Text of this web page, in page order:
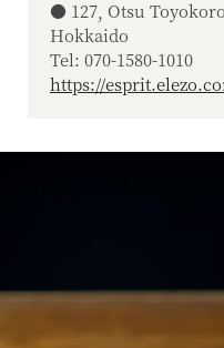
● 127, Otsu
Hokkaido
Tel: 070-1580-1010
https://